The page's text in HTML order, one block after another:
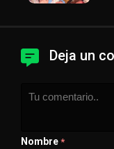
Deja un
Nombre *